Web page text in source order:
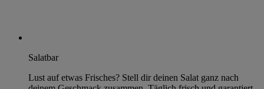
Salatbar
Lust auf etwas Frisches? Stell dir deinen Salat ganz nach